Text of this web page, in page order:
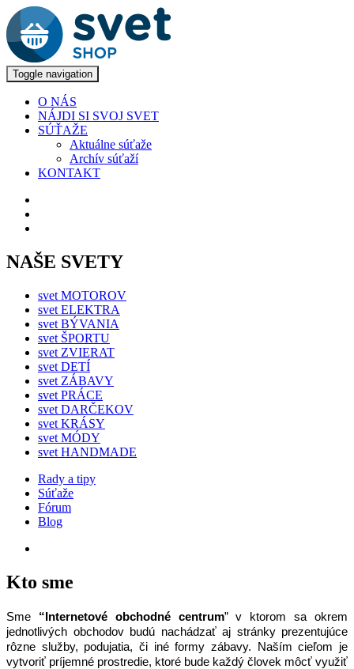
Toggle navigation
O NÁS
NÁJDI SI SVOJ SVET
SÚŤAŽE
Aktuálne súťaže
Archív súťaží
KONTAKT
NAŠE SVETY
svet MOTOROV
svet ELEKTRA
svet BÝVANIA
svet ŠPORTU
svet ZVIERAT
svet DETÍ
svet ZÁBAVY
svet PRÁCE
svet DARČEKOV
svet KRÁSY
svet MÓDY
svet HANDMADE
Rady a tipy
Súťaže
Fórum
Blog
Kto sme
Sme “Internetové obchodné centrum” v ktorom sa okrem
jednotlivých obchodov budú nachádzať aj stránky prezentujúce
rôzne služby, podujatia, či iné formy zábavy. Naším cieľom je
vytvoriť príjemné prostredie, ktoré bude každý človek môcť využiť